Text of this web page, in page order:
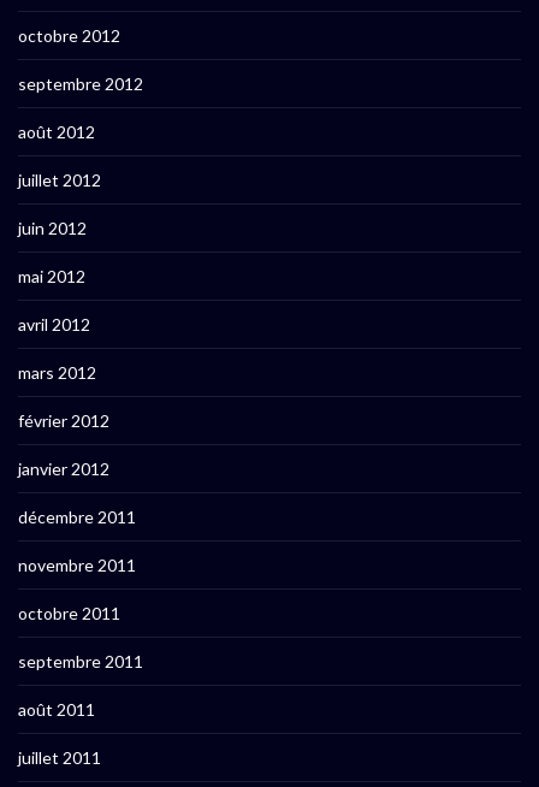
octobre 2012
septembre 2012
août 2012
juillet 2012
juin 2012
mai 2012
avril 2012
mars 2012
février 2012
janvier 2012
décembre 2011
novembre 2011
octobre 2011
septembre 2011
août 2011
juillet 2011